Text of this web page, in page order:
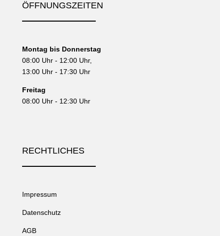
ÖFFNUNGSZEITEN
Montag bis Donnerstag
08:00 Uhr - 12:00 Uhr,
13:00 Uhr - 17:30 Uhr
Freitag
08:00 Uhr - 12:30 Uhr
RECHTLICHES
Impressum
Datenschutz
AGB